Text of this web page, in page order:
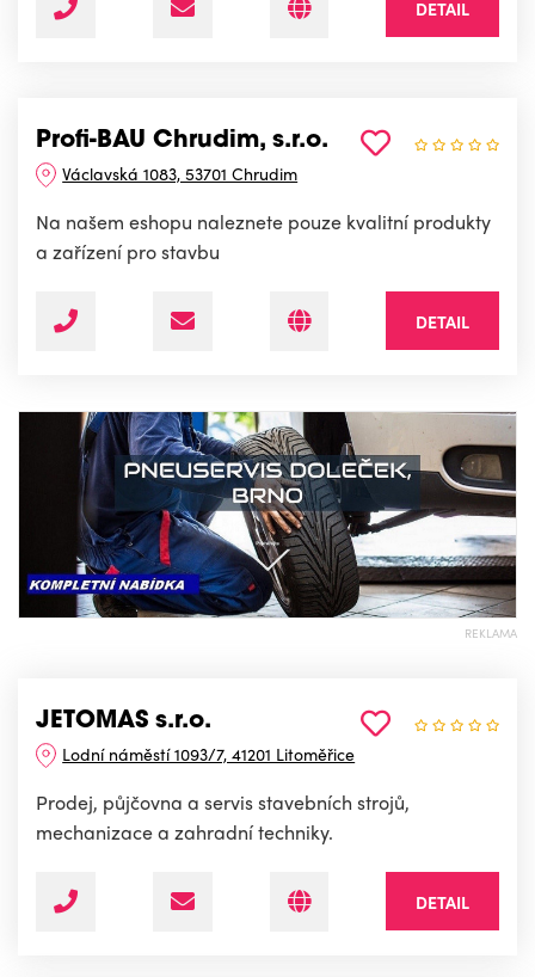
DETAIL
Profi-BAU Chrudim, s.r.o.
Václavská 1083, 53701 Chrudim
Na našem eshopu naleznete pouze kvalitní produkty
a zařízení pro stavbu
DETAIL
REKLAMA
JETOMAS s.r.o.
Lodní náměstí 1093/7, 41201 Litoměřice
Prodej, půjčovna a servis stavebních strojů,
mechanizace a zahradní techniky.
DETAIL